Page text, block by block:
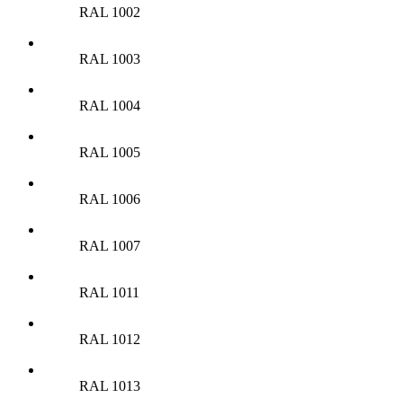
RAL 1002
RAL 1003
RAL 1004
RAL 1005
RAL 1006
RAL 1007
RAL 1011
RAL 1012
RAL 1013